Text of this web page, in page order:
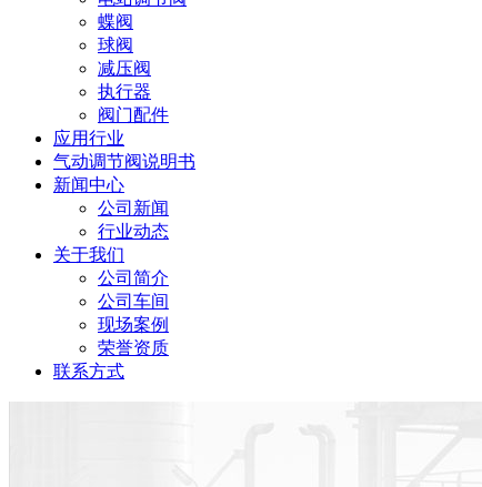
蝶阀
球阀
减压阀
执行器
阀门配件
应用行业
气动调节阀说明书
新闻中心
公司新闻
行业动态
关于我们
公司简介
公司车间
现场案例
荣誉资质
联系方式